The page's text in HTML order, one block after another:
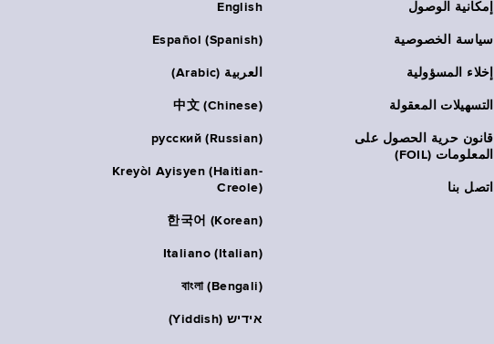
إمكانية الوصول
سياسة الخصوصية
إخلاء المسؤولية
التسهيلات المعقولة
قانون حرية الحصول على
المعلومات (FOIL)
اتصل بنا
English
Español (Spanish)
العربية (Arabic)
中文 (Chinese)
русский (Russian)
Kreyòl Ayisyen (Haitian-
Creole)
한국어 (Korean)
Italiano (Italian)
বাংলা (Bengali)
אידיש (Yiddish)